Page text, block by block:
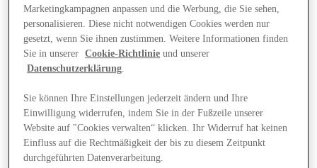
Angebote
Marketingkampagnen anpassen und die Werbung, die Sie sehen,
personalisieren. Diese nicht notwendigen Cookies werden nur
gesetzt, wenn Sie ihnen zustimmen. Weitere Informationen finden
Sie in unserer
Cookie-Richtlinie und unserer
Datenschutzerklärung
Sie können Ihre Einstellungen jederzeit ändern und Ihre
Einwilligung widerrufen, indem Sie in der Fußzeile unserer
Website auf "Cookies verwalten“ klicken. Ihr Widerruf hat keinen
Einfluss auf die Rechtmäßigkeit der bis zu diesem Zeitpunkt
durchgeführten Datenverarbeitung.